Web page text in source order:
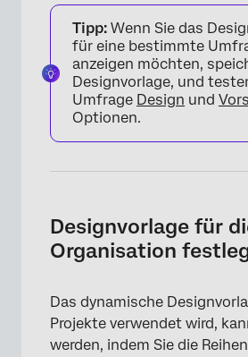
Tipp: Wenn Sie das
für eine bestimmte
anzeigen möchten,
Designvorlage, und
Umfrage Design und
Optionen.
Designvorlage für
Organisation
Das dynamische
Projekte verwendet wird,
werden, indem Sie die